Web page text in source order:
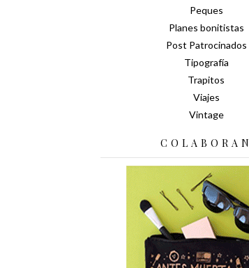
Peques
Planes bonitistas
Post Patrocinados
Tipografía
Trapitos
Viajes
Vintage
COLABORAN